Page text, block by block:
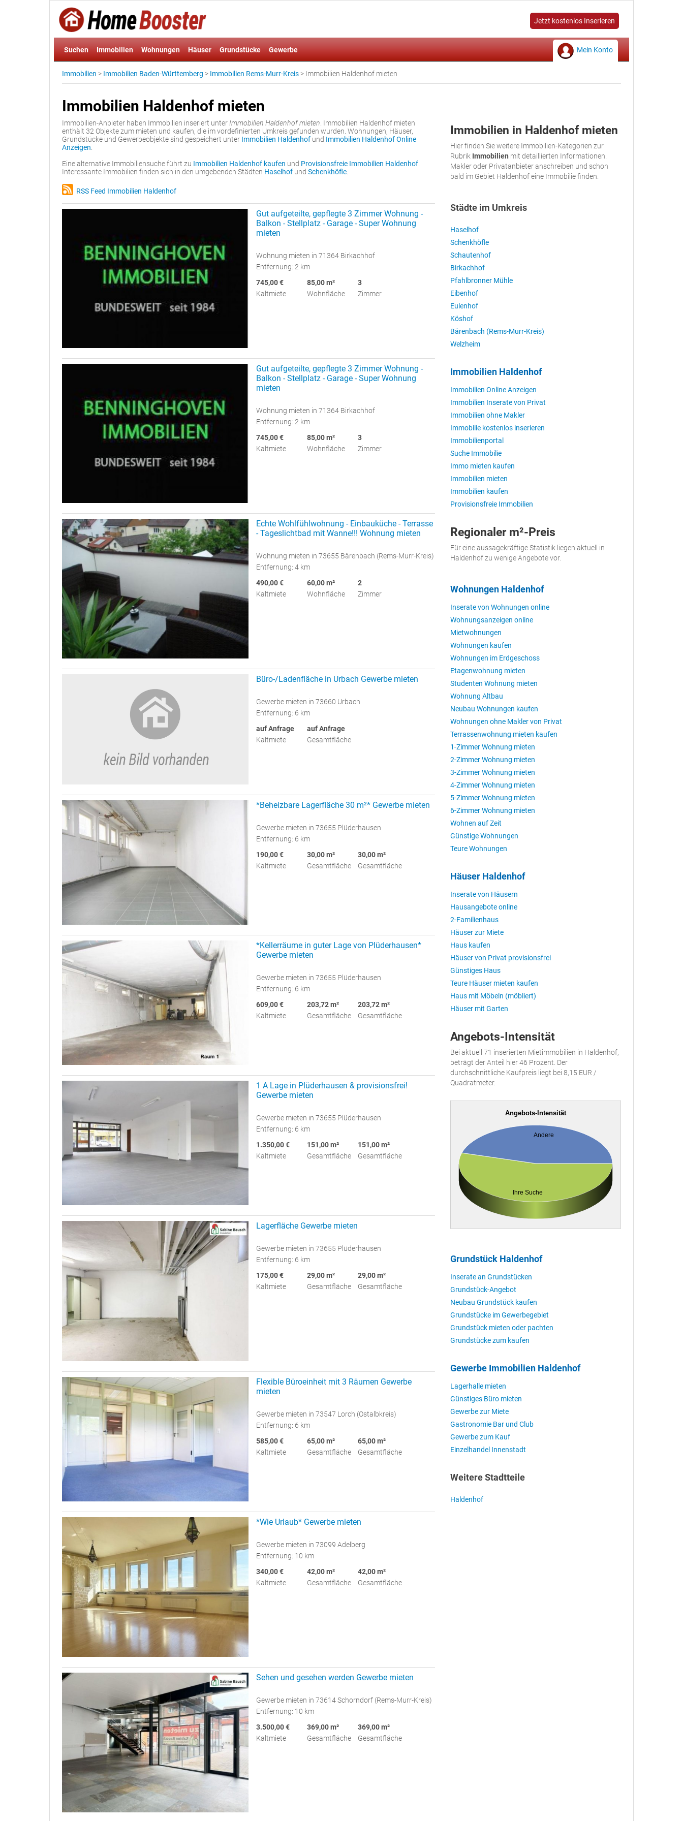
Jetzt kostenlos Inserieren
Suchen Immobilien Wohnungen Häuser Grundstücke Gewerbe Mein Konto
Immobilien > Immobilien Baden-Württemberg > Immobilien Rems-Murr-Kreis > Immobilien Haldenhof mieten
Immobilien Haldenhof mieten
Immobilien-Anbieter haben Immobilien inseriert unter Immobilien Haldenhof mieten . Immobilien Haldenhof mieten
enthält 32 Objekte zum mieten und kaufen, die im vordefinierten Umkreis gefunden wurden. Wohnungen, Häuser,
Grundstücke und Gewerbeobjekte sind gespeichert unter Immobilien Haldenhof und Immobilien Haldenhof Online
Anzeigen
Eine alternative Immobiliensuche führt zu Immobilien Haldenhof kaufen und Provisionsfreie Immobilien Haldenhof
Interessante Immobilien finden sich in den umgebenden Städten Haselhof und Schenkhöfle
RSS Feed Immobilien Haldenhof
Gut aufgeteilte, gepflegte 3 Zimmer Wohnung -
Balkon - Stellplatz - Garage - Super Wohnung
mieten
Wohnung mieten in 71364 Birkachhof
Entfernung: 2 km
745,00 €
Kaltmiete
85,00 m²
Wohnfläche
3
Zimmer
Gut aufgeteilte, gepflegte 3 Zimmer Wohnung -
Balkon - Stellplatz - Garage - Super Wohnung
mieten
Wohnung mieten in 71364 Birkachhof
Entfernung: 2 km
745,00 €
Kaltmiete
85,00 m²
Wohnfläche
3
Zimmer
Echte Wohlfühlwohnung - Einbauküche - Terrasse
- Tageslichtbad mit Wanne!!! Wohnung mieten
Wohnung mieten in 73655 Bärenbach (Rems-Murr-Kreis)
Entfernung: 4 km
490,00 €
Kaltmiete
60,00 m²
Wohnfläche
2
Zimmer
Büro-/Ladenfläche in Urbach Gewerbe mieten
Gewerbe mieten in 73660 Urbach
Entfernung: 6 km
auf Anfrage
Kaltmiete
auf Anfrage
Gesamtfläche
*Beheizbare Lagerfläche 30 m²* Gewerbe mieten
Gewerbe mieten in 73655 Plüderhausen
Entfernung: 6 km
190,00 €
Kaltmiete
30,00 m²
Gesamtfläche
30,00 m²
Gesamtfläche
*Kellerräume in guter Lage von Plüderhausen*
Gewerbe mieten
Gewerbe mieten in 73655 Plüderhausen
Entfernung: 6 km
609,00 €
Kaltmiete
203,72 m²
Gesamtfläche
203,72 m²
Gesamtfläche
1 A Lage in Plüderhausen & provisionsfrei!
Gewerbe mieten
Gewerbe mieten in 73655 Plüderhausen
Entfernung: 6 km
1.350,00 €
Kaltmiete
151,00 m²
Gesamtfläche
151,00 m²
Gesamtfläche
Lagerfläche Gewerbe mieten
Gewerbe mieten in 73655 Plüderhausen
Entfernung: 6 km
175,00 €
Kaltmiete
29,00 m²
Gesamtfläche
29,00 m²
Gesamtfläche
Flexible Büroeinheit mit 3 Räumen Gewerbe
mieten
Gewerbe mieten in 73547 Lorch (Ostalbkreis)
Entfernung: 6 km
585,00 €
Kaltmiete
65,00 m²
Gesamtfläche
65,00 m²
Gesamtfläche
*Wie Urlaub* Gewerbe mieten
Gewerbe mieten in 73099 Adelberg
Entfernung: 10 km
340,00 €
Kaltmiete
42,00 m²
Gesamtfläche
42,00 m²
Gesamtfläche
Sehen und gesehen werden Gewerbe mieten
Gewerbe mieten in 73614 Schorndorf (Rems-Murr-Kreis)
Entfernung: 10 km
3.500,00 €
Kaltmiete
369,00 m²
Gesamtfläche
369,00 m²
Gesamtfläche
Immobilien in Haldenhof mieten
Hier finden Sie weitere Immobilien-Kategorien zur
Rubrik Immobilien mit detaillierten Informationen.
Makler oder Privatanbieter anschreiben und schon
bald im Gebiet Haldenhof eine Immobilie finden.
Städte im Umkreis
Haselhof
Schenkhöfle
Schautenhof
Birkachhof
Pfahlbronner Mühle
Eibenhof
Eulenhof
Köshof
Bärenbach (Rems-Murr-Kreis)
Welzheim
Immobilien Haldenhof
Immobilien Online Anzeigen
Immobilien Inserate von Privat
Immobilien ohne Makler
Immobilie kostenlos inserieren
Immobilienportal
Suche Immobilie
Immo mieten kaufen
Immobilien mieten
Immobilien kaufen
Provisionsfreie Immobilien
Regionaler m²-Preis
Für eine aussagekräftige Statistik liegen aktuell in
Haldenhof zu wenige Angebote vor.
Wohnungen Haldenhof
Inserate von Wohnungen online
Wohnungsanzeigen online
Mietwohnungen
Wohnungen kaufen
Wohnungen im Erdgeschoss
Etagenwohnung mieten
Studenten Wohnung mieten
Wohnung Altbau
Neubau Wohnungen kaufen
Wohnungen ohne Makler von Privat
Terrassenwohnung mieten kaufen
1-Zimmer Wohnung mieten
2-Zimmer Wohnung mieten
3-Zimmer Wohnung mieten
4-Zimmer Wohnung mieten
5-Zimmer Wohnung mieten
6-Zimmer Wohnung mieten
Wohnen auf Zeit
Günstige Wohnungen
Teure Wohnungen
Häuser Haldenhof
Inserate von Häusern
Hausangebote online
2-Familienhaus
Häuser zur Miete
Haus kaufen
Häuser von Privat provisionsfrei
Günstiges Haus
Teure Häuser mieten kaufen
Haus mit Möbeln (möbliert)
Häuser mit Garten
Angebots-Intensität
Bei aktuell 71 inserierten Mietimmobilien in Haldenhof,
beträgt der Anteil hier 46 Prozent. Der
durchschnittliche Kaufpreis liegt bei 8,15 EUR /
Quadratmeter.
Angebots-Intensität
Ihre Suche
Andere
Grundstück Haldenhof
Inserate an Grundstücken
Grundstück-Angebot
Neubau Grundstück kaufen
Grundstücke im Gewerbegebiet
Grundstück mieten oder pachten
Grundstücke zum kaufen
Gewerbe Immobilien Haldenhof
Lagerhalle mieten
Günstiges Büro mieten
Gewerbe zur Miete
Gastronomie Bar und Club
Gewerbe zum Kauf
Einzelhandel Innenstadt
Weitere Stadtteile
Haldenhof